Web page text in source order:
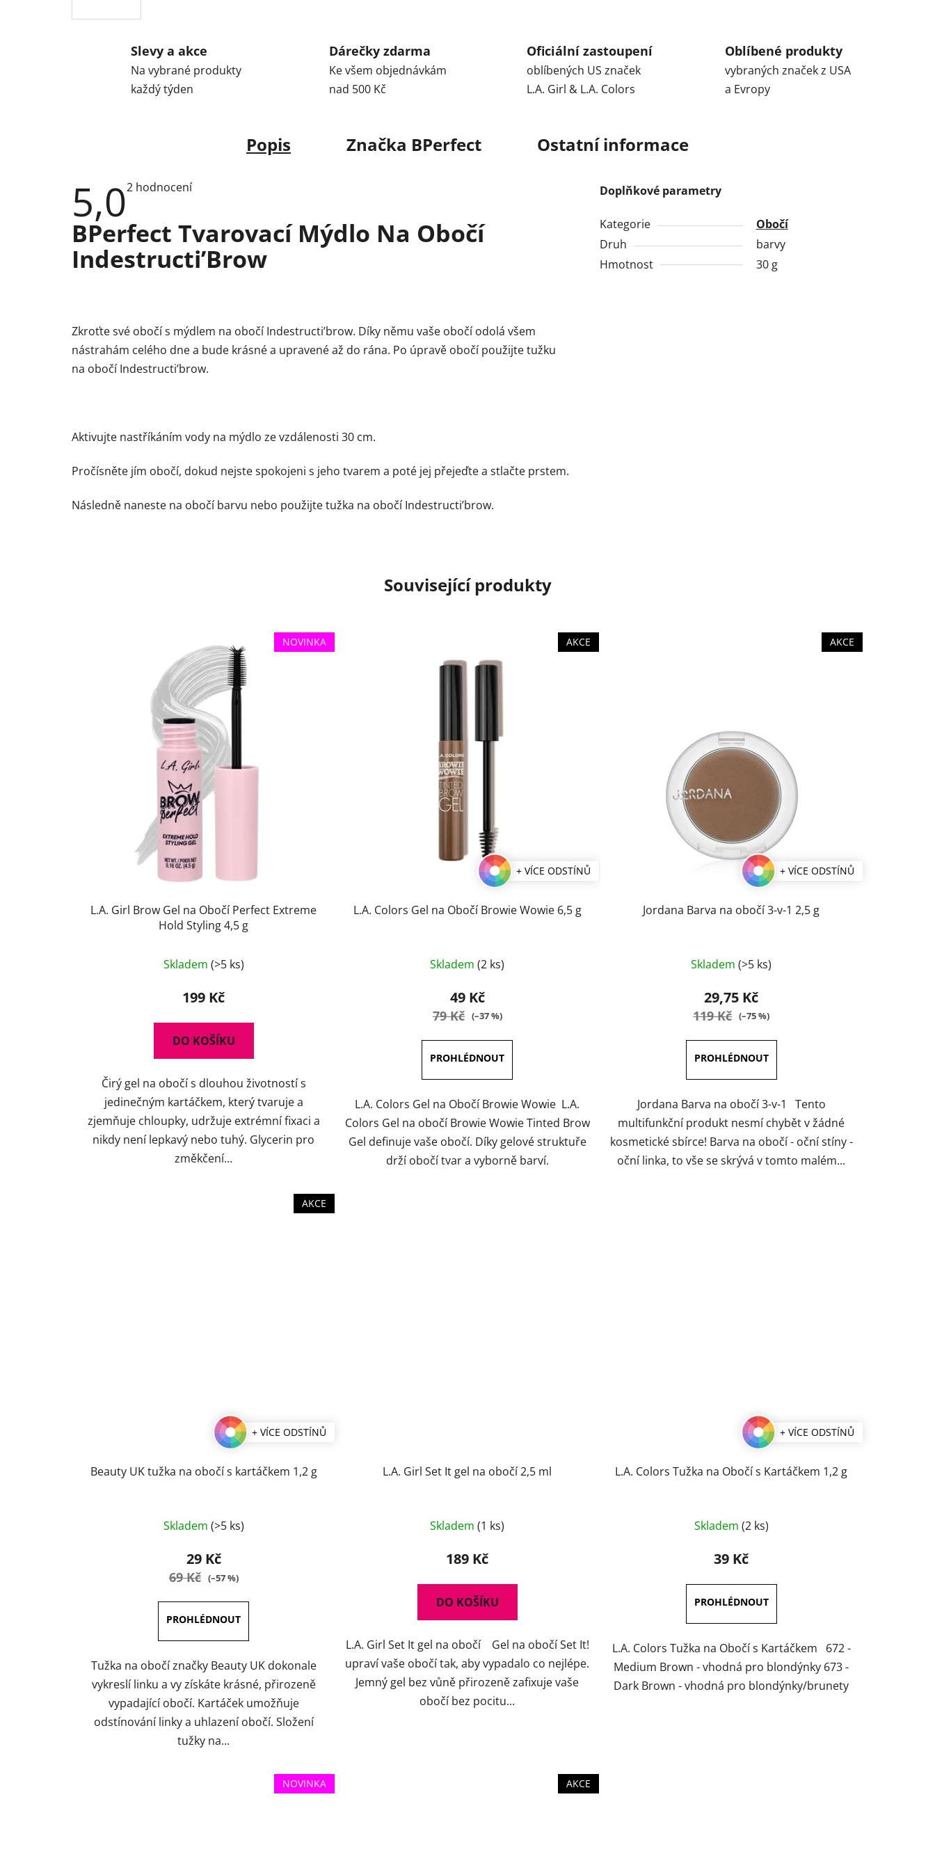
Slevy a akce
Na vybrané produkty
každý týden
Dárečky zdarma
Ke všem objednávkám
nad 500 Kč
Oficiální zastoupení
oblíbených US značek
L.A. Girl & L.A. Colors
Oblíbené produkty
vybraných značek z USA
a Evropy
Popis Značka BPerfect Ostatní informace
5,0Průměrné
5,0
z
5
hvězdiček.
2 hodnocení
BPerfect Tvarovací Mýdlo Na Obočí
Indestructi’Brow
Zkroťte své obočí s mýdlem na obočí Indestructi’brow. Díky němu vaše obočí odolá všem
nástrahám celého dne a bude krásné a upravené až do rána. Po úpravě obočí použijte tužku
na obočí Indestructi’brow.
Aktivujte nastříkáním vody na mýdlo ze vzdálenosti 30 cm.
Pročísněte jím obočí, dokud nejste spokojeni s jeho tvarem a poté jej přejeďte a stlačte prstem.
Následně naneste na obočí barvu nebo použijte tužka na obočí Indestructi’brow.
Doplňkové parametry
Kategorie
Obočí
Druh
barvy
Hmotnost
30 g
Související produkty
NOVINKA
L.A. Girl Brow Gel na Obočí Perfect Extreme
Hold Styling 4,5 g
hodnocení
produktu
4,5
z
hvězdiček.
Skladem (>5 ks)
199 Kč
DO KOŠÍKU
Čirý gel na obočí s dlouhou životností s
jedinečným kartáčkem, který tvaruje a
zjemňuje chloupky, udržuje extrémní fixaci a
nikdy není lepkavý nebo tuhý. Glycerin pro
změkčení...
AKCE
+ VÍCE ODSTÍNŮ
L.A. Colors Gel na Obočí Browie Wowie 6,5 g
hodnocení
produktu
5
hvězdiček.
Skladem(2 ks)
49 Kč
79 Kč (–37 %)
L.A. Colors Gel na Obočí Browie Wowie L.A.
Colors Gel na obočí Browie Wowie Tinted Brow
Gel definuje vaše obočí. Díky gelové struktuře
drží obočí tvar a vyborně barví.
AKCE
+ VÍCE ODSTÍNŮ
Jordana Barva na obočí 3-v-1 2,5 g
hodnocení
produktu
je
5
hvězdiček.
Skladem(>5 ks)
29,75 Kč
119 Kč (–75 %)
Jordana Barva na obočí 3-v-1 Tento
multifunkční produkt nesmí chybět v žádné
kosmetické sbírce! Barva na obočí - oční stíny -
oční linka, to vše se skrývá v tomto malém...
AKCE
+ VÍCE ODSTÍNŮ
Beauty UK tužka na obočí s kartáčkem 1,2 g
hodnocení
produktu
5
hvězdiček.
Skladem (>5 ks)
29 Kč
69 Kč (–57 %)
Tužka na obočí značky Beauty UK dokonale
vykreslí linku a vy získáte krásné, přirozeně
vypadající obočí. Kartáček umožňuje
odstínování linky a uhlazení obočí. Složení
tužky na...
L.A. Girl Set It gel na obočí 2,5 ml
Skladem(1 ks)
189 Kč
DO KOŠÍKU
L.A. Girl Set It gel na obočí Gel na obočí Set It!
upraví vaše obočí tak, aby vypadalo co nejlépe.
Jemný gel bez vůně přirozeně zafixuje vaše
obočí bez pocitu...
+ VÍCE ODSTÍNŮ
L.A. Colors Tužka na Obočí s Kartáčkem 1,2 g
hodnocení
produktu
5,0
z
5
hvězdiček.
Skladem (2 ks)
39 Kč
L.A. Colors Tužka na Obočí s Kartáčkem 672 -
Medium Brown - vhodná pro blondýnky 673 -
Dark Brown - vhodná pro blondýnky/brunety
NOVINKA AKCE